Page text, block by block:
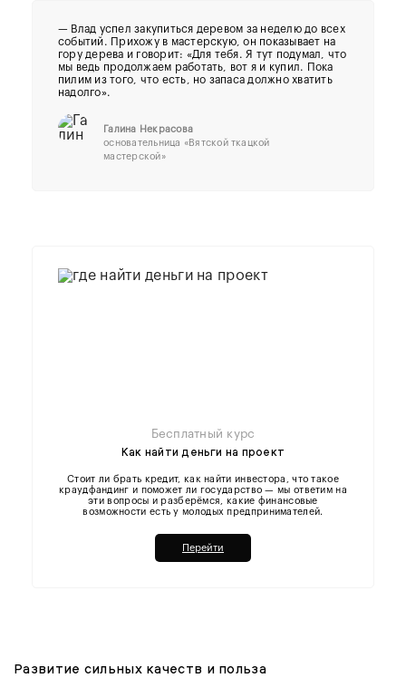
— Влад успел закупиться деревом за неделю до всех
событий. Прихожу в мастерскую, он показывает на
гору дерева и говорит: «Для тебя. Я тут подумал, что
мы ведь продолжаем работать, вот я и купил. Пока
пилим из того, что есть, но запаса должно хватить
надолго».
Галина Некрасова
основательница «Вятской ткацкой
мастерской»
Бесплатный курс
Как найти деньги на проект
Стоит ли брать кредит, как найти инвестора, что такое
краудфандинг и поможет ли государство — мы ответим на
эти вопросы и разберёмся, какие финансовые
возможности есть у молодых предпринимателей.
Перейти
Развитие сильных качеств и польза